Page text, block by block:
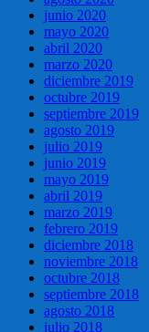
junio 2020
mayo 2020
abril 2020
marzo 2020
diciembre 2019
octubre 2019
septiembre 2019
agosto 2019
julio 2019
junio 2019
mayo 2019
abril 2019
marzo 2019
febrero 2019
diciembre 2018
noviembre 2018
octubre 2018
septiembre 2018
agosto 2018
julio 2018